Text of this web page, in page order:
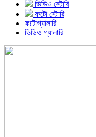
ভিডিও স্টোরি
ফটো স্টোরি
ফটোগ্যালারি
ভিডিও গ্যালারি